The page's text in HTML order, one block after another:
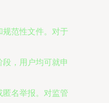
规范性文件。对于
，用户均可就申
匿名举报。对监管